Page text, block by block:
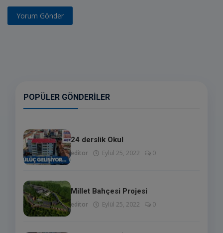
Yorum Gönder
POPÜLER GÖNDERILER
24 derslik Okul
editor Eylül 25, 2022 0
Millet Bahçesi Projesi
editor Eylül 25, 2022 0